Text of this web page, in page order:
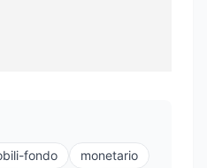
fondo
monetario